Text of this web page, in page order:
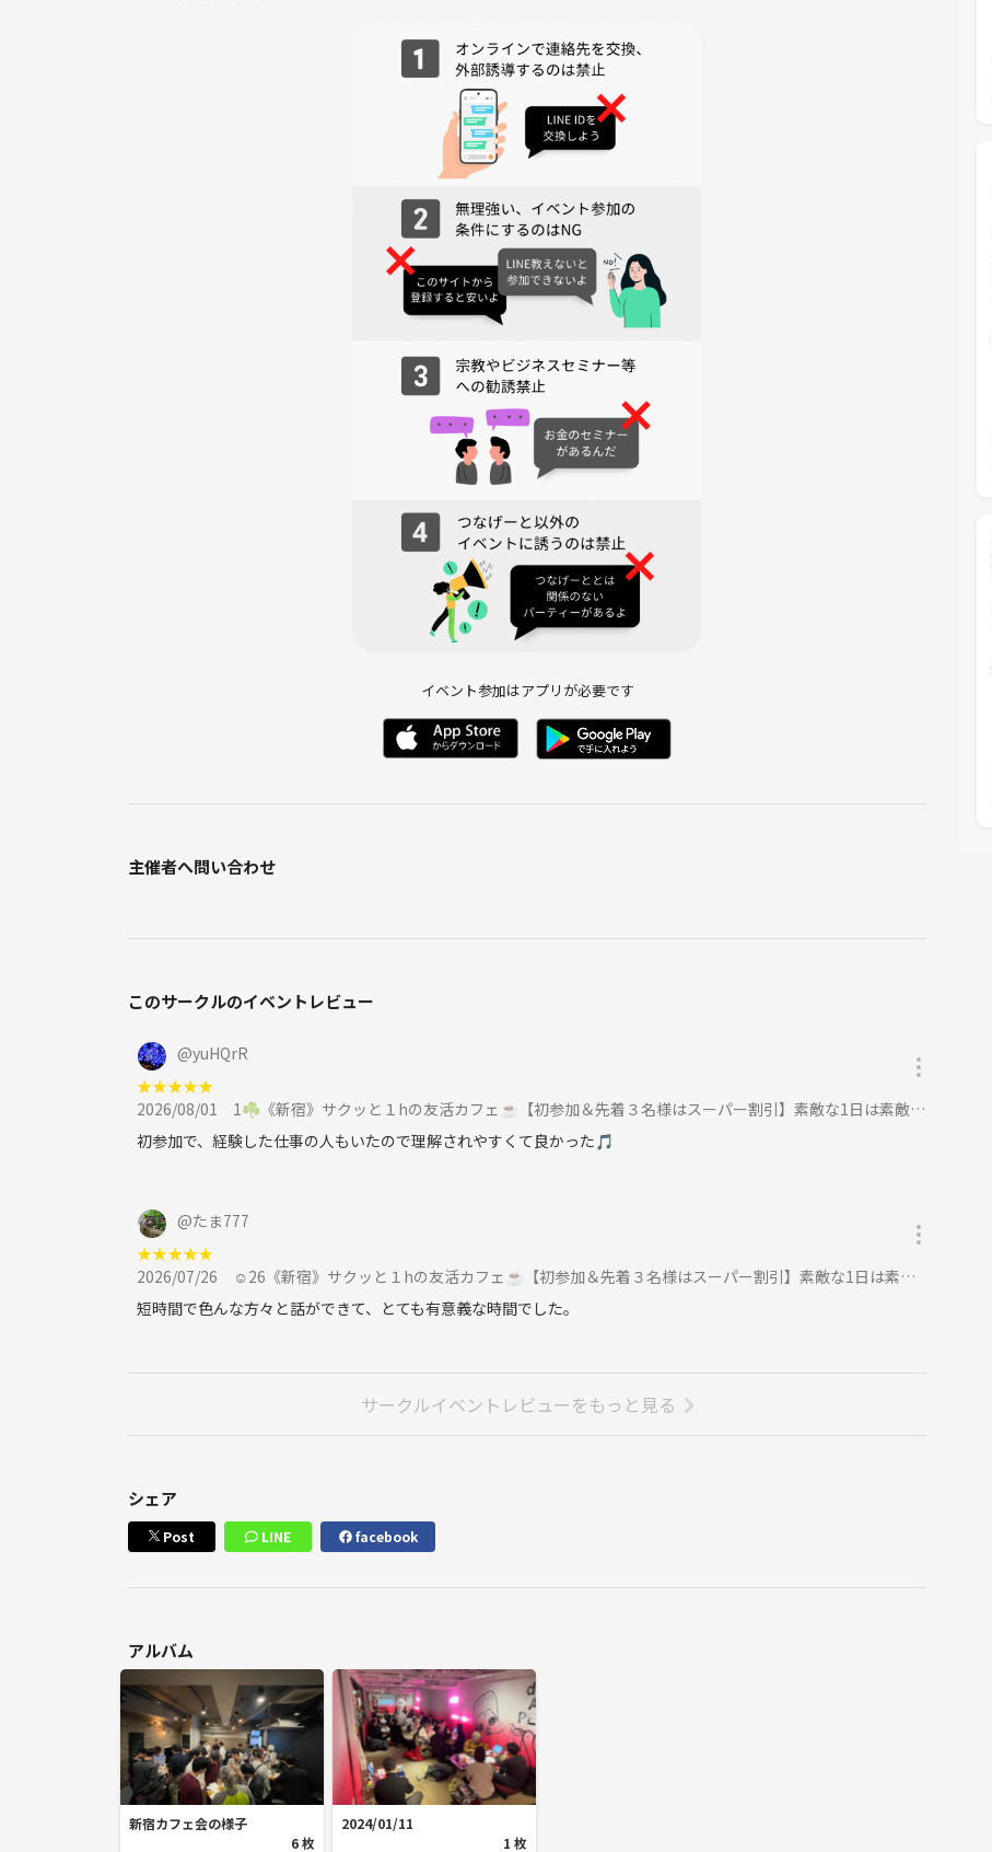
東京都新宿区歌舞伎町１丁目２２−１ 鳥京ビル B1F
https://maps.app.goo.gl/GZZ6ArQyjPrDBqek8
主催者は15分前には現地にいます！ 少し早めのご到着で、受付がスムーズになります。
話すのが苦手でも大丈夫。簡単なプロフィールを記入して、会話のきっかけに♪
主催者も一緒にトークへ参加しますのでご安心を☺️
人数に応じて1〜2回、席替えタイムがあります。
自己紹介シートの写真を共有すると、あとで思い出しやすいので便利です✨
* ほとんどの方がお一人参加＆初参加です！
* サクッと1時間程度だから、気軽に参加OK！
あなたのご参加を心よりお待ちしています！
❗️ ご参加にあたってのお願い
**カフェりんぐ。**では、 安心して楽しめる空間づくりを大切にしています。
以下のルールを守って、気持ちよく交流を楽しみましょう☺️
🚫 その2｜強引なナンパはNG！
相手の気持ちを無視したアプローチは絶対NG。
あなたの魅力、台無しにしないで！
イベント内外を問わず、迷惑行為・クレームが確認された場合は
即時退場・今後の参加をお断りいたします。
✅ その4｜とにかく楽しもう！
「来てよかった！」と思えるイベントを一緒に作りましょう✨
・迷惑行為が確認された場合は厳正に対応いたします
👤主催者プロフィール
皆さん、はじめまして！カフェりんぐ。代表のmichiです。
初めての場所や人との交流って、ちょっと緊張しますよね！
だからこそ、皆さんが安心して心から楽しめる空間を作ることを一番大切にしています☺️
イベント参加はアプリが必要です
主催者へ問い合わせ
このサークルのイベントレビュー
@yuHQrR
★★★★★
2026/08/01
1☘️《新宿》サクッと１hの友活カフェ☕️【初参加＆先着３名様はスーパー割引】素敵な1日は素敵な出会いから✨に参加
初参加で、経験した仕事の人もいたので理解されやすくて良かった🎵
@たま777
★★★★★
2026/07/26
☺️26《新宿》サクッと１hの友活カフェ☕️【初参加＆先着３名様はスーパー割引】素敵な1日は素敵な出会いから✨に参加
短時間で色んな方々と話ができて、とても有意義な時間でした。
サークルイベントレビューをもっと見る
シェア
Post LINE facebook
アルバム
新宿カフェ会の様子
6 枚
2024/01/11
1 枚